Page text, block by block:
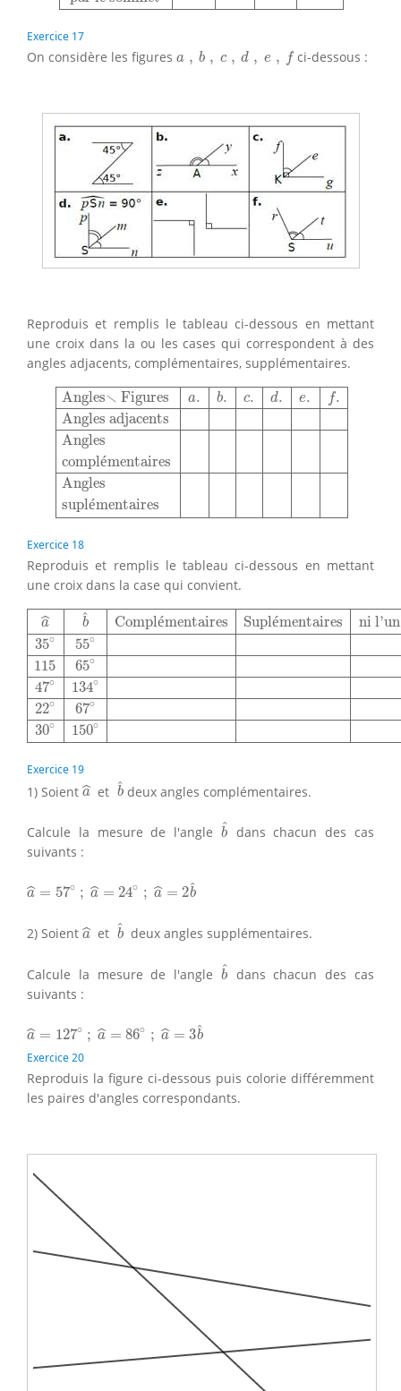
Exercice 17
On considère les figures a , b , c , d , e , f
a b, d e, ci-dessous :
Reproduis et remplis le tableau ci-dessous en mettant
une croix dans la ou les cases qui correspondent à des
angles adjacents, complémentaires, supplémentaires.
Angles∖ Figures a. b. c. d. e. f.
Angles adjacents
Angles
complémentaires
Angles
suplémentaires
Angles∖Figuresa.b.c.d.e.f.Angles adjacents
Exercice 18
Reproduis et remplis le tableau ci-dessous en mettant
une croix dans la case qui convient.
ˆ
a ˆ
b Complémentaires Suplémentaires
ni
35∘ 55∘
115 65∘
47∘ 134∘
22∘ 67∘
30∘ 150∘
a^b^ComplémentairesSuplémentairesni l'un, ni
Exercice 19
1) Soient ˆ
a
a^ et ˆ
b
b
deux angles complémentaires.
Calcule la mesure de l'angle ˆ
b
b
dans chacun des cas
suivants :
ˆ
a = 57∘ ; ˆ
a = 24∘ ; ˆ
a = 2ˆ
b
a 57∘ a^ 24∘ a^ b^
2) Soient ˆ
a
a^ et ˆ
b
b
deux angles supplémentaires.
Calcule la mesure de l'angle ˆ
b
b
dans chacun des cas
suivants :
ˆ
a = 127∘ ; ˆ
a = 86∘ ; ˆ
a = 3ˆ
b
a 127∘ a 86∘ a^ 3b^
Exercice 20
Reproduis la figure ci-dessous puis colorie différemment
les paires d'angles correspondants.